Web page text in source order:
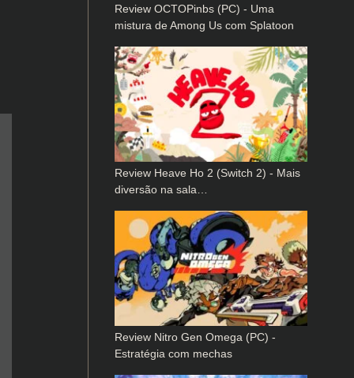
Review OCTOPinbs (PC) - Uma
mistura de Among Us com Splatoon
Review Heave Ho 2 (Switch 2) - Mais
diversão na sala…
Review Nitro Gen Omega (PC) -
Estratégia com mechas